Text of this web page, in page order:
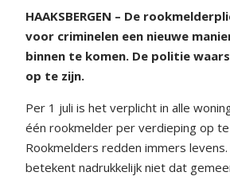
HAAKSBERGEN – De
voor criminelen een nieuwe
binnen te komen. De politie
op te zijn.
Per 1 juli is het verplicht in alle
één rookmelder per verdieping op te
Rookmelders redden immers
betekent nadrukkelijk niet dat